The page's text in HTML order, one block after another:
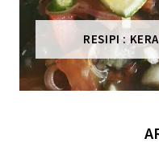
RESIPI :